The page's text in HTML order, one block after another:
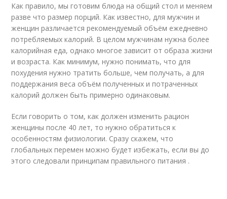
Как правило, мы готовим блюда на общий стол и меняем
разве что размер порций. Как известно, для мужчин и
женщин различается рекомендуемый объём ежедневно
потребляемых калорий. В целом мужчинам нужна более
калорийная еда, однако многое зависит от образа жизни
и возраста. Как минимум, нужно понимать, что для
похудения нужно тратить больше, чем получать, а для
поддержания веса объём полученных и потраченных
калорий должен быть примерно одинаковым.
Если говорить о том, как должен изменить рацион
женщины после 40 лет, то нужно обратиться к
особенностям физиологии. Сразу скажем, что
глобальных перемен можно будет избежать, если вы до
этого следовали принципам правильного питания .